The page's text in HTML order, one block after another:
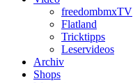
freedombmxTV
Flatland
Tricktipps
Leservideos
Archiv
Shops